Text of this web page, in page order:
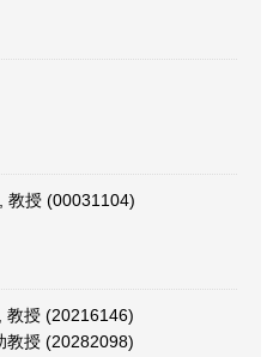
教授 (00031104)
教授 (20216146)
教授 (20282098)